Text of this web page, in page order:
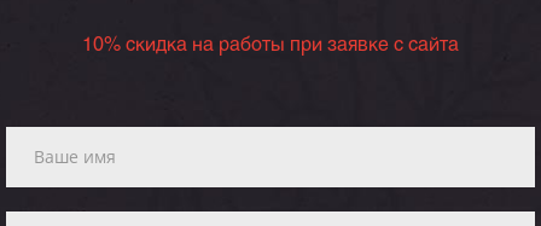
10% скидка на работы при заявке с сайта